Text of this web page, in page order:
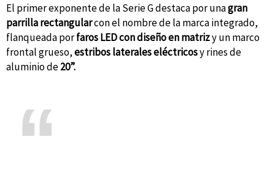
El primer exponente de la Serie G destaca por unagran
parrilla rectangularcon el nombre de la marca integrado,
flanqueada porfaros LED con diseño en matrizy un marco
frontal grueso,estribos laterales eléctricosy rines de
aluminio de20”.